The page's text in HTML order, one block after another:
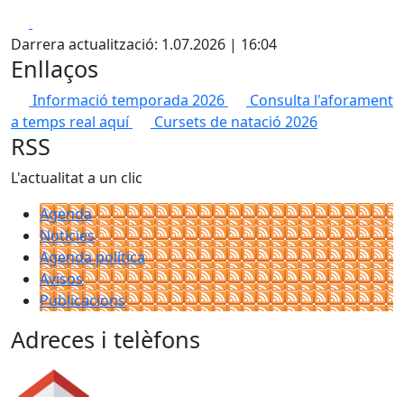
Darrera actualització: 1.07.2026 | 16:04
Enllaços
Informació temporada 2026
Consulta l'aforament
a temps real aquí
Cursets de natació 2026
RSS
L'actualitat a un clic
Agenda
Notícies
Agenda política
Avisos
Publicacions
Adreces i telèfons